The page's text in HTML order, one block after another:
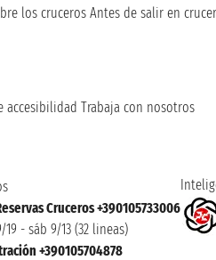
los cruceros Antes de salir en
accesibilidad Trabaja con nosotros
Cruceros +390105733006
- sáb 9/13 (32 lineas)
+390105704878